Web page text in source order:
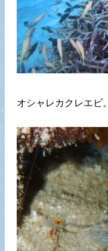
オシャレカクレエビ。